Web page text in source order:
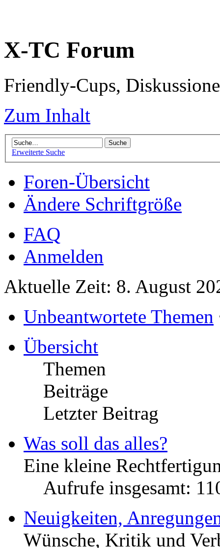
X-TC Forum
Friendly-Cups,
Zum Inhalt
Erweiterte Suche
Foren-Übersicht
Ändere Schriftgröße
FAQ
Anmelden
Aktuelle Zeit: 8. August
Unbeantwortete Themen
Übersicht
Themen
Beiträge
Letzter Beitrag
Was soll das alles?
Eine kleine
Aufrufe insgesamt:
Neuigkeiten,
Wünsche, Kritik und